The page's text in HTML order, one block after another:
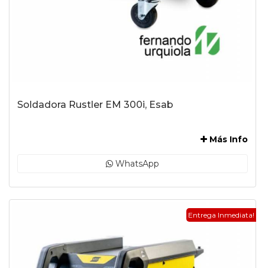
Soldadora Rustler EM 300i, Esab
Más Info
WhatsApp
Entrega Inmediata!